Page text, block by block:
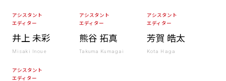
アシスタント
エディター
井上 未彩
Misaki Inoue
アシスタント
エディター
熊谷 拓真
Takuma Kumagai
アシスタント
エディター
芳賀 皓太
Kota Haga
アシスタント
エディター